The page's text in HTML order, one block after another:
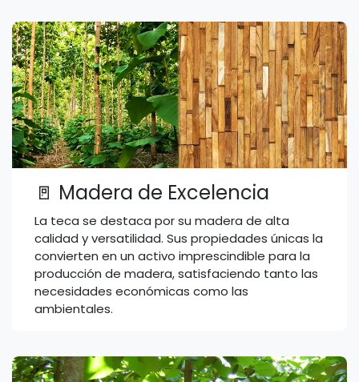
🚪 Madera de Excelencia
La teca se destaca por su madera de alta
calidad y versatilidad. Sus propiedades únicas la
convierten en un activo imprescindible para la
producción de madera, satisfaciendo tanto las
necesidades económicas como las
ambientales.